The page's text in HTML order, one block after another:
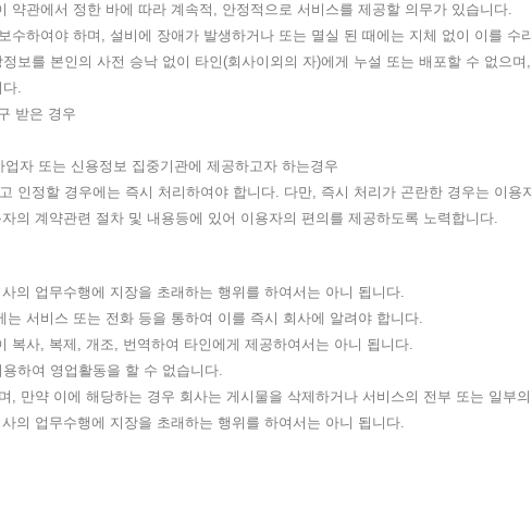
약관에서 정한 바에 따라 계속적, 안정적으로 서비스를 제공할 의무가 있습니다.
수하여야 하며, 설비에 장애가 발생하거나 또는 멸실 된 때에는 지체 없이 이를 수
보를 본인의 사전 승낙 없이 타인(회사이외의 자)에게 누설 또는 배포할 수 없으
.
받은 경우
자 또는 신용정보 집중기관에 제공하고자 하는경우
인정할 경우에는 즉시 처리하여야 합니다. 다만, 즉시 처리가 곤란한 경우는 이
의 계약관련 절차 및 내용등에 있어 이용자의 편의를 제공하도록 노력합니다.
의 업무수행에 지장을 초래하는 행위를 하여서는 아니 됩니다.
서비스 또는 전화 등을 통하여 이를 즉시 회사에 알려야 합니다.
복사, 복제, 개조, 번역하여 타인에게 제공하여서는 아니 됩니다.
하여 영업활동을 할 수 없습니다.
, 만약 이에 해당하는 경우 회사는 게시물을 삭제하거나 서비스의 전부 또는 일부
의 업무수행에 지장을 초래하는 행위를 하여서는 아니 됩니다.